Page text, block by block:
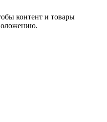
контент и товары